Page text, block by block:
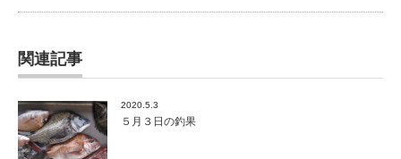
関連記事
2020.5.3
５月３日の釣果